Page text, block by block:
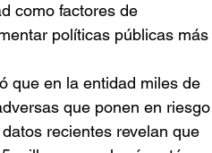
como factores de
políticas públicas más
que en la entidad miles de
que ponen en riesgo
recientes revelan que